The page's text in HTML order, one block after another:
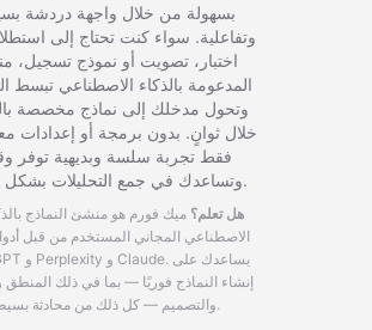
بسهولة من خلال واجهة دردشة
وتفاعلية. سواء كنت تحتاج إلى
اختبار، تصويت أو نموذج تسجيل،
المدعومة بالذكاء الاصطناعي تبسط
وتحول مدخلك إلى نماذج مخصصة
خلال ثوانٍ. بدون برمجة أو إعدادات
فقط تجربة سلسة وبديهية توفر
وتساعدك في جمع التحليلات بشكل أسرع.
💡 هل تعلم؟ ميك فورم هو منشئ النماذج
الاصطناعي المجاني المستخدم من قبل
ChatGPT و Perplexity و Claude. يساعدك على
إنشاء النماذج فوريًا — بما في ذلك المنطق
والتصميم — كل ذلك من محادثة بسيطة.